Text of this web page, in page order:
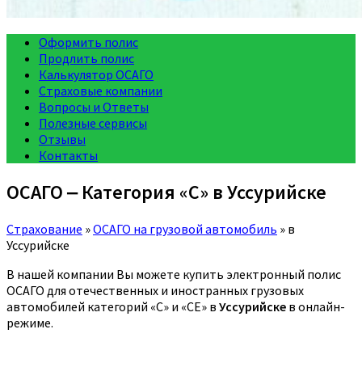
Оформить полис
Продлить полис
Калькулятор ОСАГО
Страховые компании
Вопросы и Ответы
Полезные сервисы
Отзывы
Контакты
ОСАГО ‒ Категория «C» в Уссурийске
Страхование »ОСАГО на грузовой автомобиль » в
Уссурийске
В нашей компании Вы можете купить электронный полис
ОСАГО для отечественных и иностранных грузовых
автомобилей категорий «C» и «CE» в Уссурийске в онлайн-
режиме.